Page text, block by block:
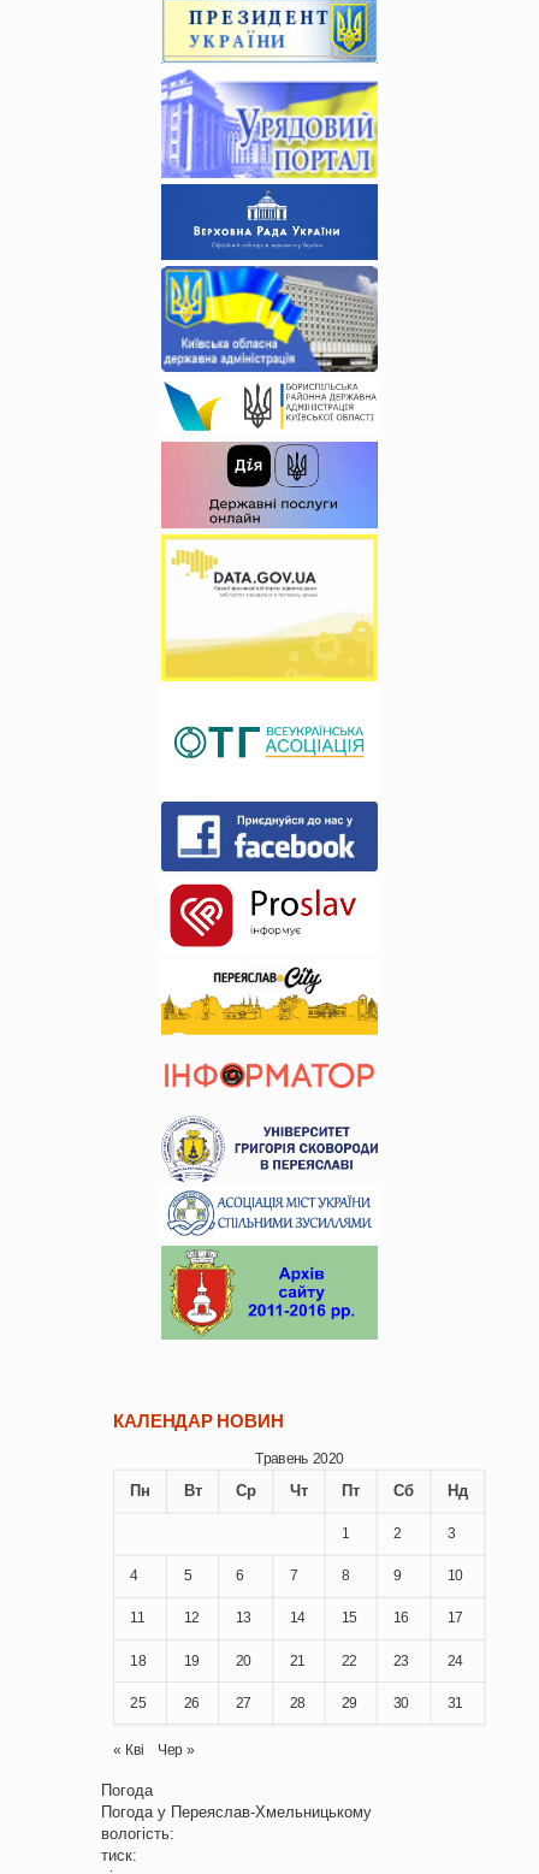
КАЛЕНДАР НОВИН
Травень 2020
Пн Вт Ср Чт Пт Сб Нд
1 2 3
4 5 6 7 8 9 10
11 12 13 14 15 16 17
18 19 20 21 22 23 24
25 26 27 28 29 30 31
« Кві Чер »
Погода
Погода у Переяслав-Хмельницькому
вологість:
тиск: